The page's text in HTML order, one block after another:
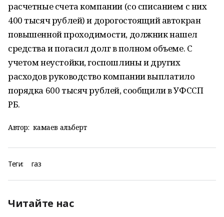
расчетные счета компании (со списанием с них
400 тысяч рублей) и дорогостоящий автокран
повышенной проходимости, должник нашел
средства и погасил долг в полном объеме. С
учетом неустойки, госпошлины и других
расходов руководство компании выплатило
порядка 600 тысяч рублей, сообщили в УФССП
РБ.
Автор: камаев альберт
Теги: газ
Читайте нас